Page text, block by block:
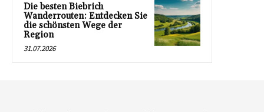
Die besten Biebrich
Wanderrouten: Entdecken Sie
die schönsten Wege der
Region
31.07.2026